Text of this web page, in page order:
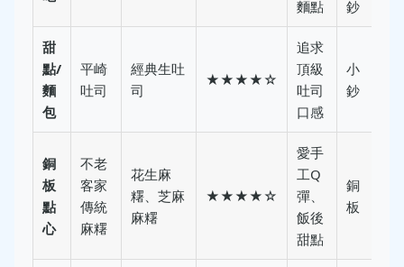
麵點
鈔
甜
點/
麵
包
平崎
吐司
經典生吐
司
★★★★☆
追求
頂級
吐司
口感
小
鈔
銅
板
點
心
不老
客家
傳統
麻糬
花生麻
糬、芝麻
麻糬
★★★★☆
愛手
工Q
彈、
飯後
甜點
銅
板